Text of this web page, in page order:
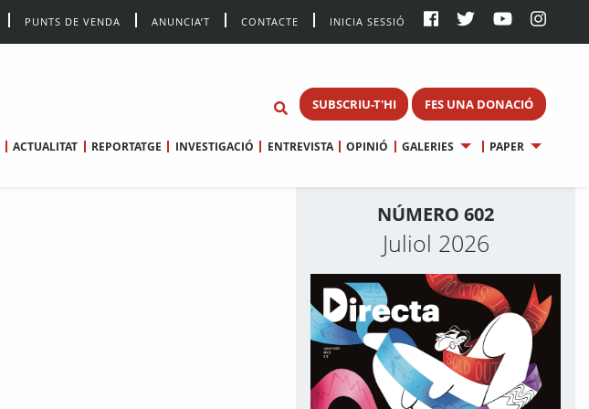
PUNTS DE VENDA ANUNCIA’T CONTACTE INICIA SESSIÓ
SUBSCRIU-T'HI FES UNA DONACIÓ
ACTUALITAT REPORTATGE INVESTIGACIÓ ENTREVISTA OPINIÓ GALERIES PAPER
NÚMERO 602
Juliol 2026